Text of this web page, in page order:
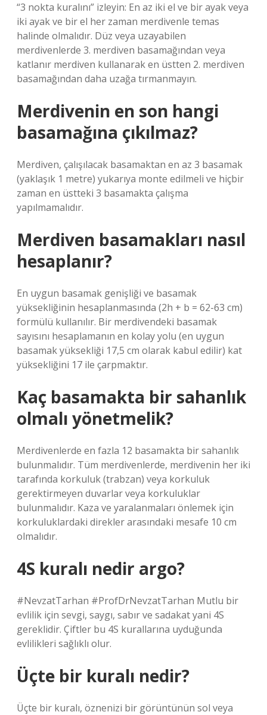
“3 nokta kuralını” izleyin: En az iki el ve bir ayak veya
iki ayak ve bir el her zaman merdivenle temas
halinde olmalıdır. Düz veya uzayabilen
merdivenlerde 3. merdiven basamağından veya
katlanır merdiven kullanarak en üstten 2. merdiven
basamağından daha uzağa tırmanmayın.
Merdivenin en son hangi
basamağına çıkılmaz?
Merdiven, çalışılacak basamaktan en az 3 basamak
(yaklaşık 1 metre) yukarıya monte edilmeli ve hiçbir
zaman en üstteki 3 basamakta çalışma
yapılmamalıdır.
Merdiven basamakları nasıl
hesaplanır?
En uygun basamak genişliği ve basamak
yüksekliğinin hesaplanmasında (2h + b = 62-63 cm)
formülü kullanılır. Bir merdivendeki basamak
sayısını hesaplamanın en kolay yolu (en uygun
basamak yüksekliği 17,5 cm olarak kabul edilir) kat
yüksekliğini 17 ile çarpmaktır.
Kaç basamakta bir sahanlık
olmalı yönetmelik?
Merdivenlerde en fazla 12 basamakta bir sahanlık
bulunmalıdır. Tüm merdivenlerde, merdivenin her iki
tarafında korkuluk (trabzan) veya korkuluk
gerektirmeyen duvarlar veya korkuluklar
bulunmalıdır. Kaza ve yaralanmaları önlemek için
korkuluklardaki direkler arasındaki mesafe 10 cm
olmalıdır.
4S kuralı nedir argo?
#NevzatTarhan #ProfDrNevzatTarhan Mutlu bir
evlilik için sevgi, saygı, sabır ve sadakat yani 4S
gereklidir. Çiftler bu 4S kurallarına uyduğunda
evlilikleri sağlıklı olur.
Üçte bir kuralı nedir?
Üçte bir kuralı, öznenizi bir görüntünün sol veya